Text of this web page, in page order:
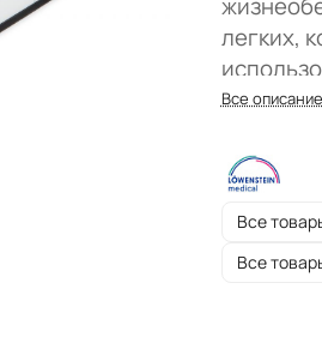
легких,
и на дому.
Все описание
Все
Все